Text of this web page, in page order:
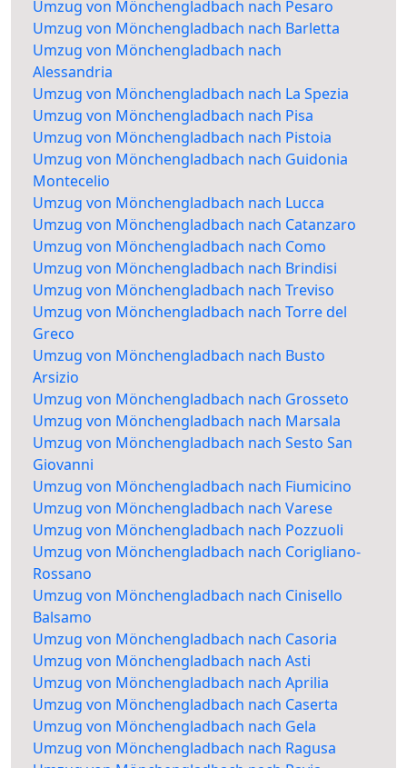
Umzug von Mönchengladbach nach Pesaro
Umzug von Mönchengladbach nach Barletta
Umzug von Mönchengladbach nach
Alessandria
Umzug von Mönchengladbach nach La Spezia
Umzug von Mönchengladbach nach Pisa
Umzug von Mönchengladbach nach Pistoia
Umzug von Mönchengladbach nach Guidonia
Montecelio
Umzug von Mönchengladbach nach Lucca
Umzug von Mönchengladbach nach Catanzaro
Umzug von Mönchengladbach nach Como
Umzug von Mönchengladbach nach Brindisi
Umzug von Mönchengladbach nach Treviso
Umzug von Mönchengladbach nach Torre del
Greco
Umzug von Mönchengladbach nach Busto
Arsizio
Umzug von Mönchengladbach nach Grosseto
Umzug von Mönchengladbach nach Marsala
Umzug von Mönchengladbach nach Sesto San
Giovanni
Umzug von Mönchengladbach nach Fiumicino
Umzug von Mönchengladbach nach Varese
Umzug von Mönchengladbach nach Pozzuoli
Umzug von Mönchengladbach nach Corigliano-
Rossano
Umzug von Mönchengladbach nach Cinisello
Balsamo
Umzug von Mönchengladbach nach Casoria
Umzug von Mönchengladbach nach Asti
Umzug von Mönchengladbach nach Aprilia
Umzug von Mönchengladbach nach Caserta
Umzug von Mönchengladbach nach Gela
Umzug von Mönchengladbach nach Ragusa